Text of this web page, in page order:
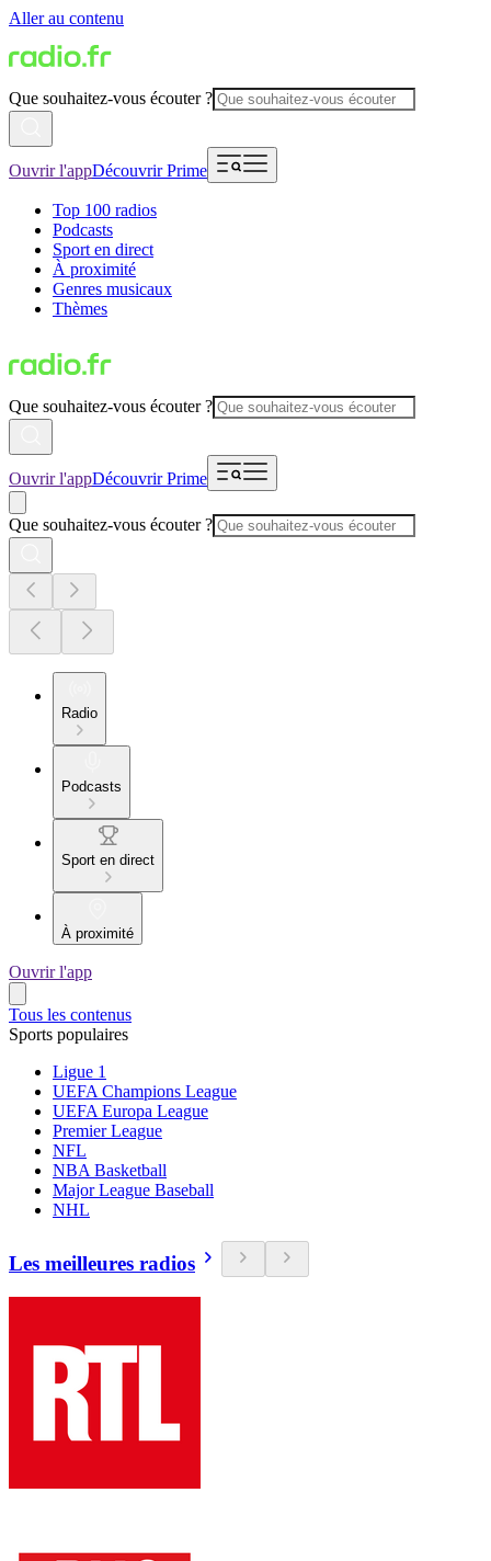
Aller au contenu
Que souhaitez-vous écouter ?
Ouvrir l'appDécouvrir Prime
Top 100 radios
Podcasts
Sport en direct
À proximité
Genres musicaux
Thèmes
Que souhaitez-vous écouter ?
Ouvrir l'appDécouvrir Prime
Que souhaitez-vous écouter ?
Radio
Podcasts
Sport en direct
À proximité
Ouvrir l'app
Tous les contenus
Sports populaires
Ligue 1
UEFA Champions League
UEFA Europa League
Premier League
NFL
NBA Basketball
Major League Baseball
NHL
Les meilleures radios